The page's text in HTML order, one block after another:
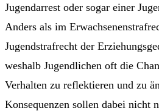
Jugendarrest oder sogar einer
Anders als im
Jugendstrafrecht der
weshalb Jugendlichen oft die
Verhalten zu reflektieren und zu
Konsequenzen sollen dabei nicht